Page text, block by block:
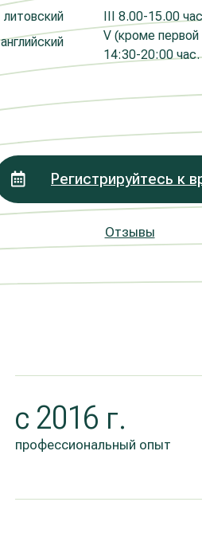
литовский
английский
III 8.00-15.00
V (кроме
14:30-20:00 час.
Регистрируйтесь к
Отзывы
с 2016 г.
профессиональный опыт